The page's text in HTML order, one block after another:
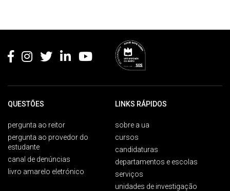
QUESTÕES
pergunta ao reitor
pergunta ao provedor do
estudante
canal de denúncias
livro amarelo eletrónico
LINKS RÁPIDOS
sobre a ua
cursos
candidaturas
departamentos e escolas
serviços
unidades de investigação